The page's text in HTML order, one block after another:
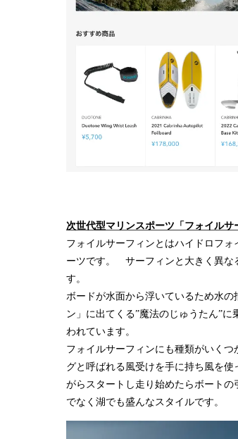
次世代型マリンスポーツ「フォイルサ
フォイルサーフィンとはハイドロフ
ーツです。 サーフィンと大きく異な
す。
ボードが水面から浮いているため水
ン」に出てくる”魔法のじゅうたん”
われています。
フォイルサーフィンにも種類がいく
グと呼ばれる風受けを手に持ち風を
がらスタートし走り始めたらボート
でなく湖でも盛んなスタイルです。